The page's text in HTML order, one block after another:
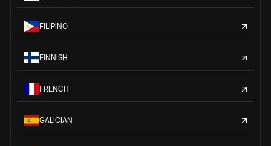
FILIPINO
FINNISH
FRENCH
GALICIAN